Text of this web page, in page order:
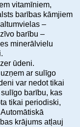
vitamīniem,
barības kāmjiem
–
barību –
minerālvielu
ūdeni.
ar sulīgo
var nedot tikai
barību, kas
tikai periodiski,
krājums atļauj